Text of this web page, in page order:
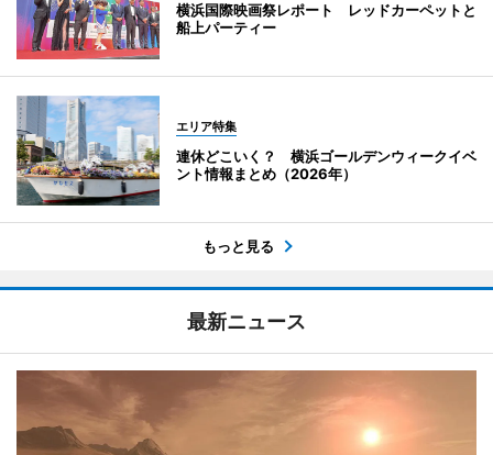
横浜国際映画祭レポート レッドカーペットと
船上パーティー
エリア特集
連休どこいく？ 横浜ゴールデンウィークイベ
ント情報まとめ（2026年）
もっと見る
最新ニュース